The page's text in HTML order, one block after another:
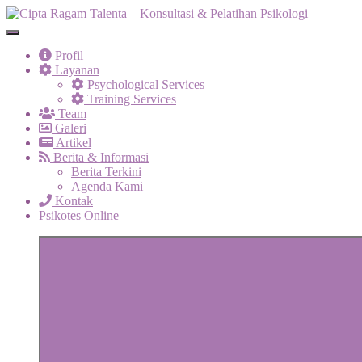
Skip
to
Menu
Profil
Layanan
Psychological Services
Training Services
Team
Galeri
Artikel
Berita & Informasi
Berita Terkini
Agenda Kami
Kontak
Psikotes Online